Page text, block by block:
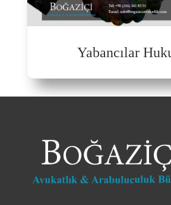
Yabancılar